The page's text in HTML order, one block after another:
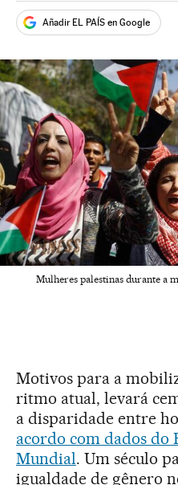
Añadir EL PAÍS en Google
Mulheres palestinas durante a
Motivos para a
ritmo atual, levará
a disparidade entre
acordo com dados do
Mundial. Um século
igualdade de gênero